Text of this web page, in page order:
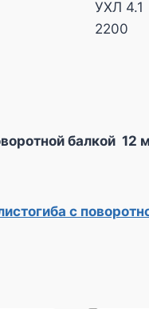
УХЛ 4.1
2200
балкой 12
с